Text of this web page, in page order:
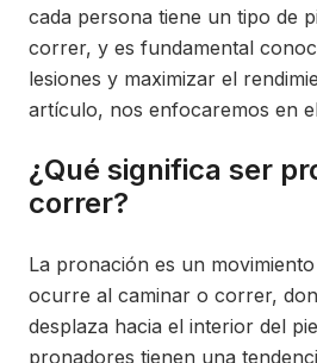
cada persona tiene un tipo de
correr, y es fundamental
lesiones y maximizar el
artículo, nos enfocaremos en
¿Qué significa ser
correr?
La pronación es un
ocurre al caminar o correr,
desplaza hacia el interior del
pronadores tienen una